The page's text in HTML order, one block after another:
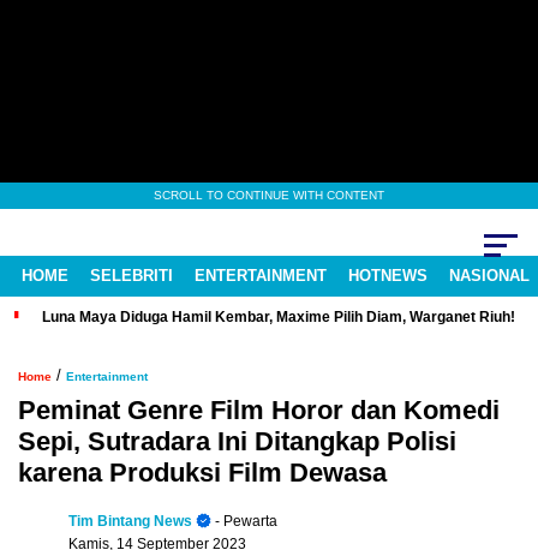
SCROLL TO CONTINUE WITH CONTENT
HOME SELEBRITI ENTERTAINMENT HOTNEWS NASIONAL
Luna Maya Diduga Hamil Kembar, Maxime Pilih Diam, Warganet Riuh!
Home / Entertainment
Peminat Genre Film Horor dan Komedi
Sepi, Sutradara Ini Ditangkap Polisi
karena Produksi Film Dewasa
Tim Bintang News
- Pewarta
Kamis, 14 September 2023